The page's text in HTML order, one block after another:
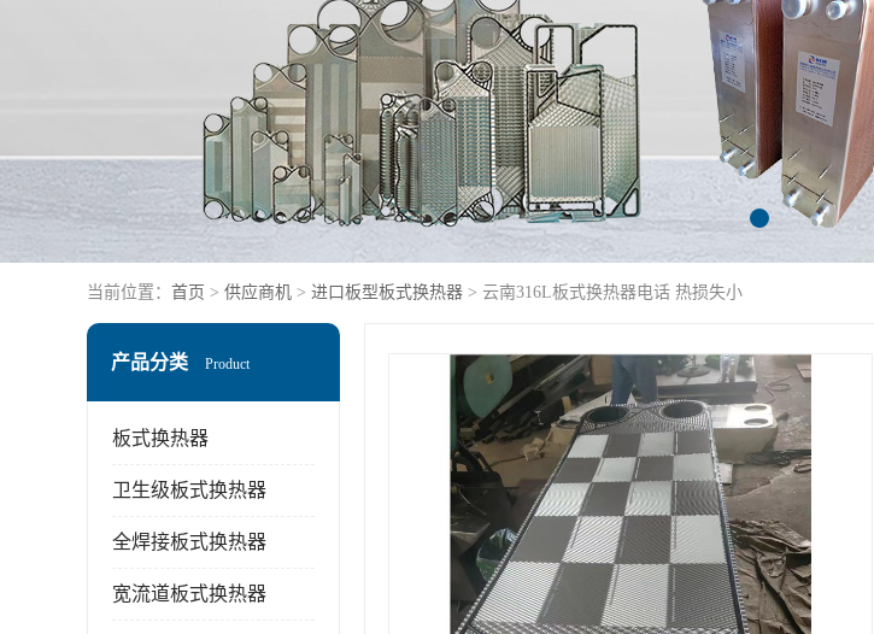
当前位置： 首页 > 供应商机 > 进口板型板式换热器 > 云南316L板式换热器电话 热损失小
产品分类 Product
板式换热器
卫生级板式换热器
全焊接板式换热器
宽流道板式换热器